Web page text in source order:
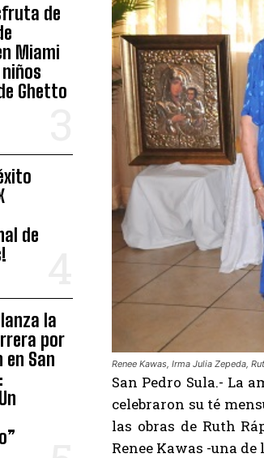
de
Miami
Ghetto
de
lanza la
por
en San
Renee Kawas, Irma Julia Zepeda,
San Pedro Sula.- La
celebraron su té
las obras de Ruth
Renee Kawas -una